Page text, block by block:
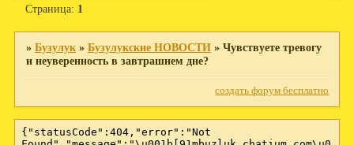
Страница: 1
» Бузулук » Бузулукские НОВОСТИ » Чувствуете тревогу
и неуверенность в завтрашнем дне?
создать форум бесплатно